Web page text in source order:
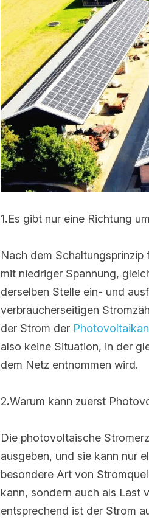
1.Es gibt nur eine Richtung
Nach dem Schaltungsprinzip
mit niedriger Spannung,
derselben Stelle ein- und
verbraucherseitigen
Strom der Photovoltaikanlage
keine Situation, in der
Netz entnommen wird.
2.Warum kann zuerst
Die photovoltaische
ausgeben, und sie kann nur
Art von Stromquelle ist, die
auch als Last verwendet
aus der Hochspannung Das